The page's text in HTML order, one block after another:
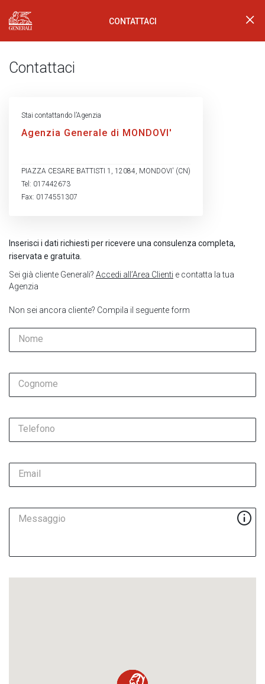
Generali Logo CONTATTACI
Contattaci
Inserisci i dati richiesti per ricevere una consulenza completa,
riservata e gratuita.
Sei già cliente Generali? Accedi all’Area Clienti e contatta la tua
Agenzia
Non sei ancora cliente? Compila il seguente form
Nome
Cognome
Telefono
Email
Messaggio
Stai contattando l’Agenzia
Agenzia Generale di MONDOVI'
PIAZZA CESARE BATTISTI 1, 12084, MONDOVI' (CN)
Tel: 017442673
Fax: 0174551307